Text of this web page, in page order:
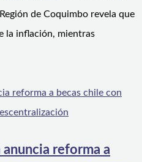
de Coquimbo revela que
la inflación, mientras
reforma a